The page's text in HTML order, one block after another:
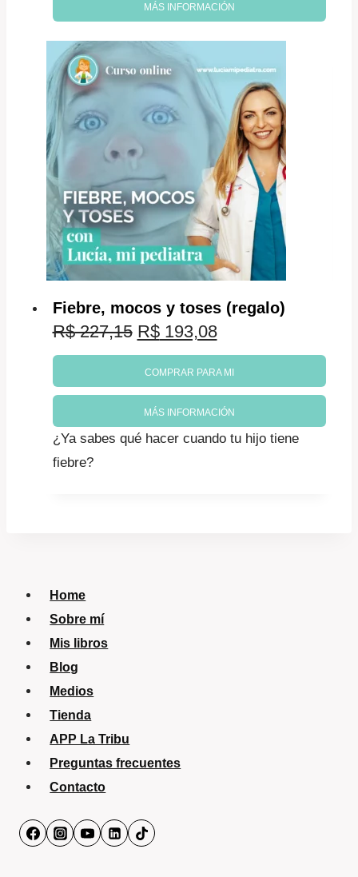
MÁS INFORMACIÓN
Fiebre, mocos y toses (regalo)
R$227,15 El
precio
original
era:
R$193,08El
precio
actual
es:
COMPRAR PARA MI
MÁS INFORMACIÓN
¿Ya sabes qué hacer cuando tu hijo tiene
fiebre?
Home
Sobre mí
Mis libros
Blog
Medios
Tienda
APP La Tribu
Preguntas frecuentes
Contacto